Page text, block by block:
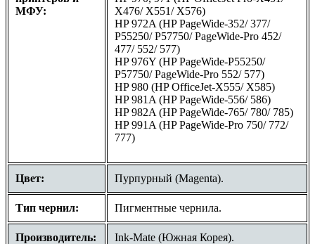
МФУ:
X476/ X551/ X576)
HP 972A (HP PageWide-352/ 377/
P55250/ P57750/ PageWide-Pro 452/
477/ 552/ 577)
HP 976Y (HP PageWide-P55250/
P57750/ PageWide-Pro 552/ 577)
HP 980 (HP OfficeJet-X555/ X585)
HP 981A (HP PageWide-556/ 586)
HP 982A (HP PageWide-765/ 780/ 785)
HP 991A (HP PageWide-Pro 750/ 772/
777)
Цвет: Пурпурный (Magenta).
Тип чернил: Пигментные чернила.
Производитель: Ink-Mate (Южная Корея).